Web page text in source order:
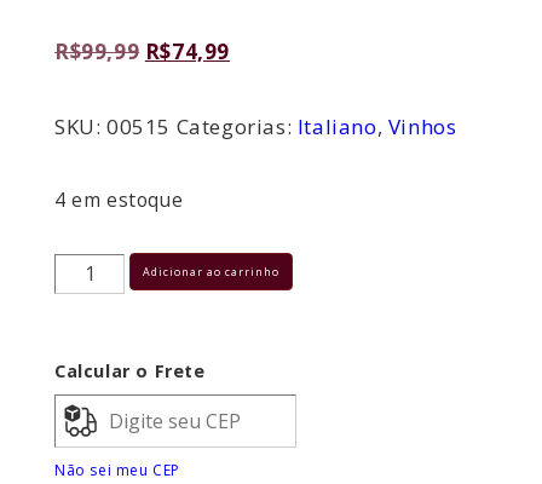
R$99,99 O
original
R$99,99.
R$74,99
atual
SKU: 00515 Categorias: Italiano, Vinhos
4 em estoque
VINHO
CHIANTI
TTO
750
Adicionar ao carrinho
Calcular o Frete
Não sei meu CEP